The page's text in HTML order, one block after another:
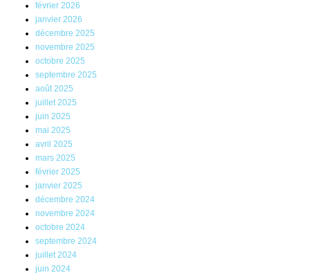
février 2026
janvier 2026
décembre 2025
novembre 2025
octobre 2025
septembre 2025
août 2025
juillet 2025
juin 2025
mai 2025
avril 2025
mars 2025
février 2025
janvier 2025
décembre 2024
novembre 2024
octobre 2024
septembre 2024
juillet 2024
juin 2024